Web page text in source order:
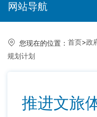
网站导航
您现在的位置： 首页>政
规划计划
推进文旅